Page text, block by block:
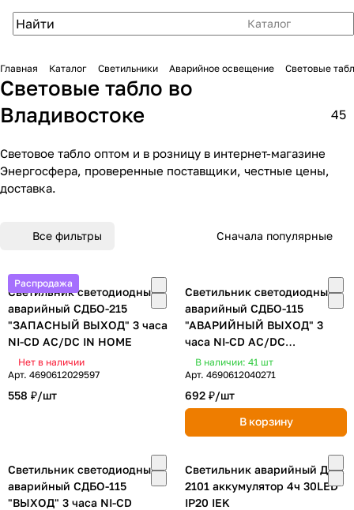
Каталог
Главная Каталог Светильники Аварийное освещение Световые
Световые табло во
Владивостоке
45
Световое табло оптом и в розницу в интернет-магазине
Энергосфера, проверенные поставщики, честные цены,
доставка.
Все фильтры Сначала популярные
Распродажа
Светильник светодиодный
аварийный СДБО-215
"ЗАПАСНЫЙ ВЫХОД" 3 часа
NI-CD AC/DC IN HOME
Нет в наличии
Арт. 4690612029597
558 ₽/шт
Светильник светодиодный
аварийный СДБО-115
"АВАРИЙНЫЙ ВЫХОД" 3
часа NI-CD AC/DC
односторонний IN HOME
В наличии: 41 шт
Арт. 4690612040271
692 ₽/шт
В корзину
Светильник светодиодный
аварийный СДБО-115
"ВЫХОД" 3 часа NI-CD
Светильник аварийный ДПА
2101 аккумулятор 4ч 30LED
IP20 IEK